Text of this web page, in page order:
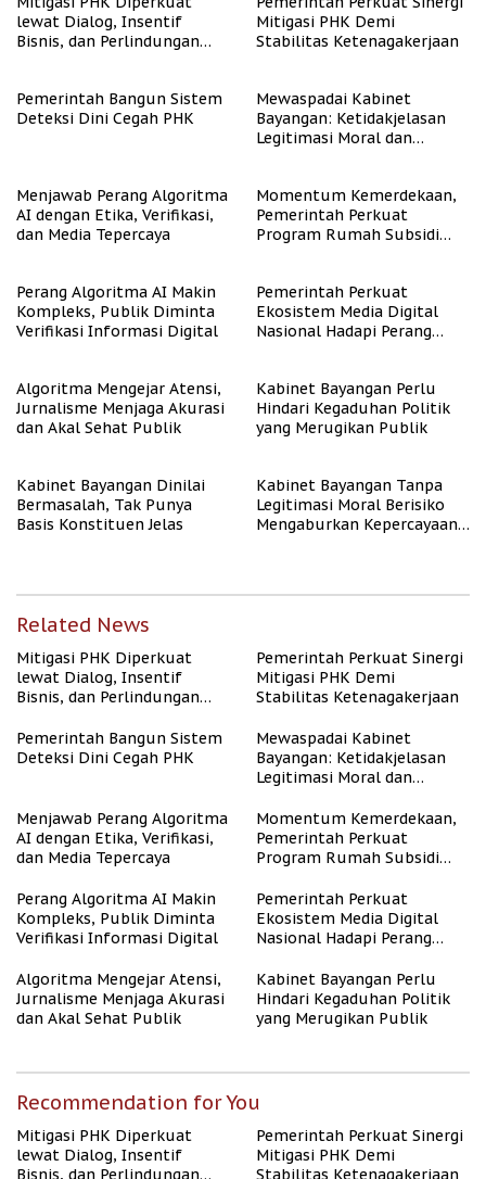
lewat Dialog, Insentif
Bisnis, dan Perlindungan
Mitigasi PHK Demi
Stabilitas Ketenagakerjaan
Pemerintah Bangun Sistem
Deteksi Dini Cegah PHK
Mewaspadai Kabinet
Bayangan: Ketidakjelasan
Legitimasi Moral dan
Menjawab Perang Algoritma
AI dengan Etika, Verifikasi,
dan Media Tepercaya
Momentum Kemerdekaan,
Pemerintah Perkuat
Program Rumah Subsidi
Perang Algoritma AI Makin
Kompleks, Publik Diminta
Verifikasi Informasi Digital
Pemerintah Perkuat
Ekosistem Media Digital
Nasional Hadapi Perang
Algoritma Mengejar Atensi,
Jurnalisme Menjaga Akurasi
dan Akal Sehat Publik
Kabinet Bayangan Perlu
Hindari Kegaduhan Politik
yang Merugikan Publik
Kabinet Bayangan Dinilai
Bermasalah, Tak Punya
Basis Konstituen Jelas
Kabinet Bayangan Tanpa
Legitimasi Moral Berisiko
Mengaburkan Kepercayaan
Related News
Mitigasi PHK Diperkuat
lewat Dialog, Insentif
Bisnis, dan Perlindungan
Pemerintah Perkuat Sinergi
Mitigasi PHK Demi
Stabilitas Ketenagakerjaan
Pemerintah Bangun Sistem
Deteksi Dini Cegah PHK
Mewaspadai Kabinet
Bayangan: Ketidakjelasan
Legitimasi Moral dan
Menjawab Perang Algoritma
AI dengan Etika, Verifikasi,
dan Media Tepercaya
Momentum Kemerdekaan,
Pemerintah Perkuat
Program Rumah Subsidi
Berpenghasilan Rendah
Perang Algoritma AI Makin
Kompleks, Publik Diminta
Verifikasi Informasi Digital
Pemerintah Perkuat
Ekosistem Media Digital
Nasional Hadapi Perang
Algoritma Mengejar Atensi,
Jurnalisme Menjaga Akurasi
dan Akal Sehat Publik
Kabinet Bayangan Perlu
Hindari Kegaduhan Politik
yang Merugikan Publik
Recommendation for You
Mitigasi PHK Diperkuat
lewat Dialog, Insentif
Bisnis, dan Perlindungan
Pemerintah Perkuat Sinergi
Mitigasi PHK Demi
Stabilitas Ketenagakerjaan